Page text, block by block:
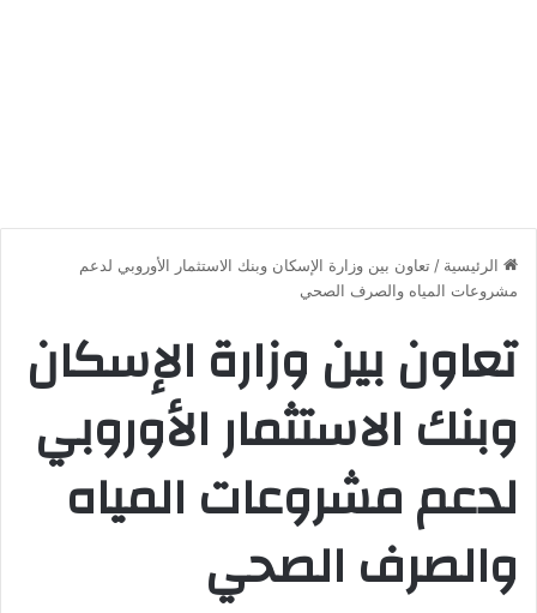
الرئيسية / تعاون بين وزارة الإسكان وبنك الاستثمار الأوروبي لدعم
مشروعات المياه والصرف الصحي
تعاون بين وزارة الإسكان
وبنك الاستثمار الأوروبي
لدعم مشروعات المياه
والصرف الصحي